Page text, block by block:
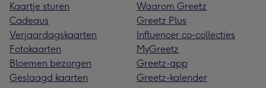
Kaartje sturen
Cadeaus
Verjaardagskaarten
Fotokaarten
Bloemen bezorgen
Geslaagd kaarten
Waarom Greetz
Greetz Plus
Influencer co-collecties
MyGreetz
Greetz-app
Greetz-kalender